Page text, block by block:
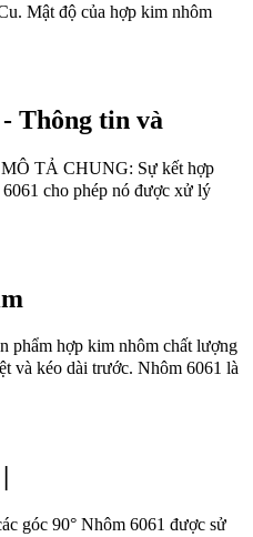
Mật độ của hợp kim nhôm
Thông tin và
TẢ CHUNG: Sự kết hợp
cho phép nó được xử lý
phẩm hợp kim nhôm chất lượng
và kéo dài trước. Nhôm 6061 là
góc 90° Nhôm 6061 được sử